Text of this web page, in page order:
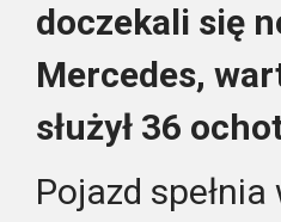
doczekali się
Mercedes,
służył 36
Pojazd